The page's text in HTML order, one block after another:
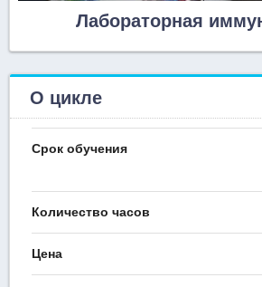
Лабораторная
О цикле
Срок обучения
Количество часов
Цена